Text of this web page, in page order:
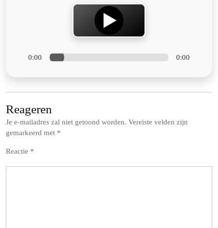
0:00 0:00
Reageren
Je e-mailadres zal niet getoond worden. Vereiste velden zijn
gemarkeerd met *
Reactie *